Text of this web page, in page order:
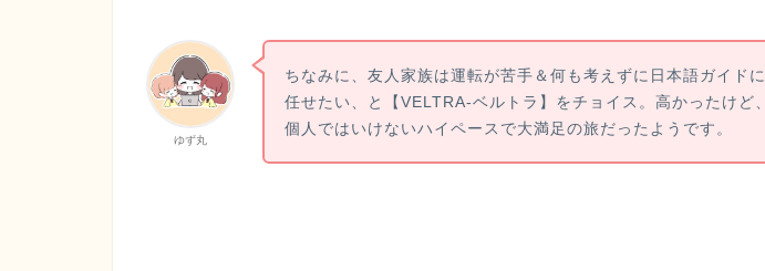
ゆず丸
ちなみに、友人家族は運転が苦手＆何も考えずに日本語ガイドに
任せたい、と【VELTRA-ベルトラ】をチョイス。高かったけど、
個人ではいけないハイペースで大満足の旅だったようです。